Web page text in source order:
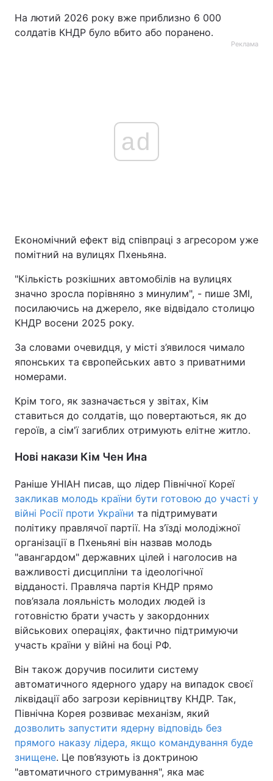
На лютий 2026 року вже приблизно 6 000
солдатів КНДР було вбито або поранено.
Реклама
ad
Економічний ефект від співпраці з агресором уже
помітний на вулицях Пхеньяна.
"Кількість розкішних автомобілів на вулицях
значно зросла порівняно з минулим", - пише ЗМІ,
посилаючись на джерело, яке відвідало столицю
КНДР восени 2025 року.
За словами очевидця, у місті з’явилося чимало
японських та європейських авто з приватними
номерами.
Крім того, як зазначається у звітах, Кім
ставиться до солдатів, що повертаються, як до
героїв, а сім'ї загиблих отримують елітне житло.
Нові накази Кім Чен Ина
Раніше УНІАН писав, що лідер Північної Кореї
закликав молодь країни бути готовою до участі у
війні Росії проти України та підтримувати
політику правлячої партії. На з’їзді молодіжної
організації в Пхеньяні він назвав молодь
"авангардом" державних цілей і наголосив на
важливості дисципліни та ідеологічної
відданості. Правляча партія КНДР прямо
пов’язала лояльність молодих людей із
готовністю брати участь у закордонних
військових операціях, фактично підтримуючи
участь країни у війні на боці РФ.
Він також доручив посилити систему
автоматичного ядерного удару на випадок своєї
ліквідації або загрози керівництву КНДР. Так,
Північна Корея розвиває механізм, який
дозволить запустити ядерну відповідь без
прямого наказу лідера, якщо командування буде
знищене. Це пов’язують із доктриною
"автоматичного стримування", яка має